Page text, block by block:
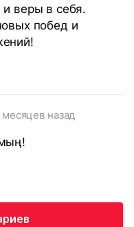
веры в себя.
побед и
месяцев назад